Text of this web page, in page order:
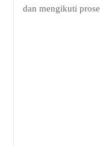
dan mengikuti